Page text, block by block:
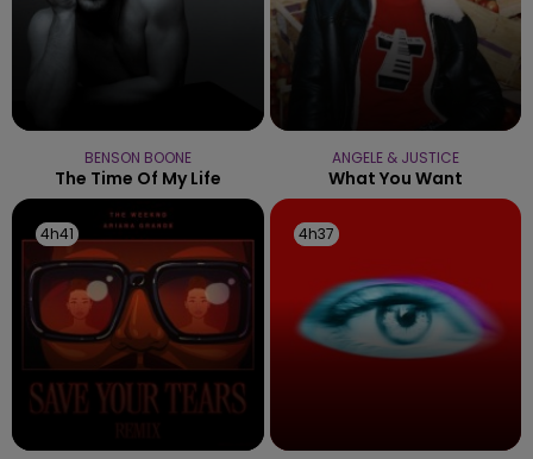
BENSON BOONE
The Time Of My Life
ANGELE & JUSTICE
What You Want
4h41
4h41 4h37
4h37